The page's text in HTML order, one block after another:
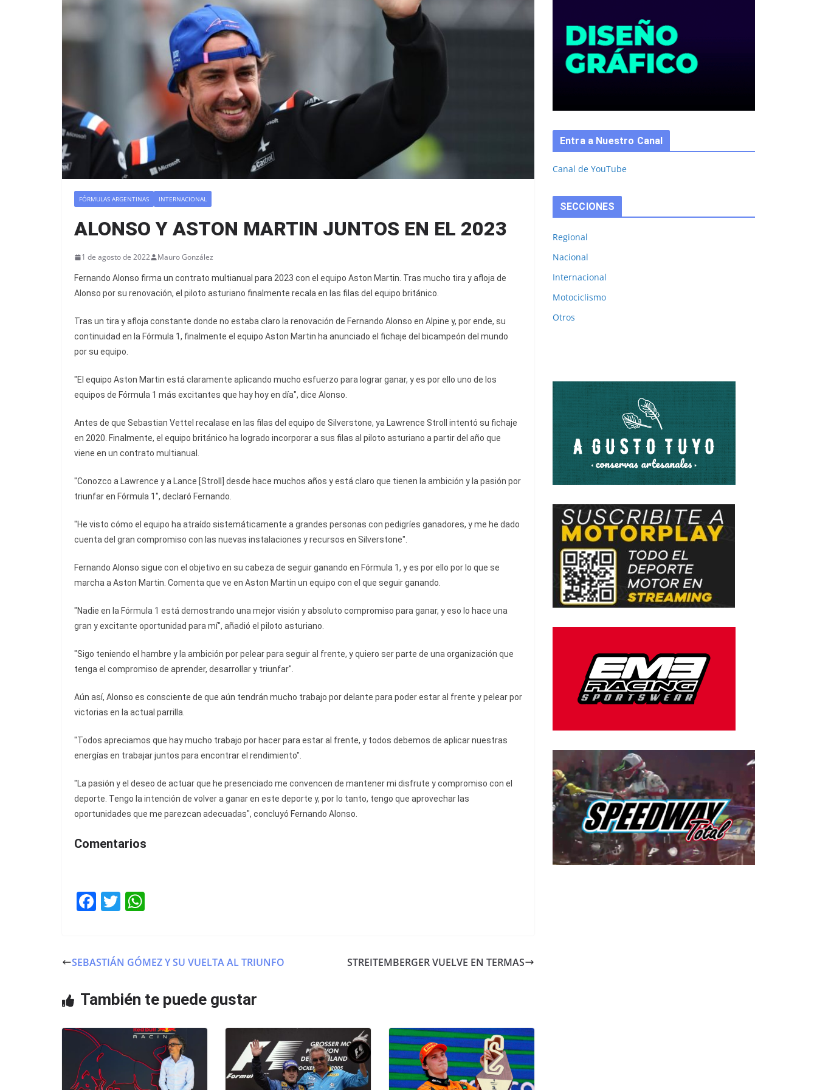
FÓRMULAS ARGENTINAS INTERNACIONAL
ALONSO Y ASTON MARTIN JUNTOS EN EL 2023
1 de agosto de 2022 Mauro González
Fernando Alonso firma un contrato multianual para 2023 con el equipo Aston Martin. Tras mucho tira y afloja de
Alonso por su renovación, el piloto asturiano finalmente recala en las filas del equipo británico.
Tras un tira y afloja constante donde no estaba claro la renovación de Fernando Alonso en Alpine y, por ende, su
continuidad en la Fórmula 1, finalmente el equipo Aston Martin ha anunciado el fichaje del bicampeón del mundo
por su equipo.
"El equipo Aston Martin está claramente aplicando mucho esfuerzo para lograr ganar, y es por ello uno de los
equipos de Fórmula 1 más excitantes que hay hoy en día", dice Alonso.
Antes de que Sebastian Vettel recalase en las filas del equipo de Silverstone, ya Lawrence Stroll intentó su fichaje
en 2020. Finalmente, el equipo británico ha logrado incorporar a sus filas al piloto asturiano a partir del año que
viene en un contrato multianual.
"Conozco a Lawrence y a Lance [Stroll] desde hace muchos años y está claro que tienen la ambición y la pasión por
triunfar en Fórmula 1", declaró Fernando.
"He visto cómo el equipo ha atraído sistemáticamente a grandes personas con pedigríes ganadores, y me he dado
cuenta del gran compromiso con las nuevas instalaciones y recursos en Silverstone".
Fernando Alonso sigue con el objetivo en su cabeza de seguir ganando en Fórmula 1, y es por ello por lo que se
marcha a Aston Martin. Comenta que ve en Aston Martin un equipo con el que seguir ganando.
"Nadie en la Fórmula 1 está demostrando una mejor visión y absoluto compromiso para ganar, y eso lo hace una
gran y excitante oportunidad para mí", añadió el piloto asturiano.
"Sigo teniendo el hambre y la ambición por pelear para seguir al frente, y quiero ser parte de una organización que
tenga el compromiso de aprender, desarrollar y triunfar".
Aún así, Alonso es consciente de que aún tendrán mucho trabajo por delante para poder estar al frente y pelear por
victorias en la actual parrilla.
"Todos apreciamos que hay mucho trabajo por hacer para estar al frente, y todos debemos de aplicar nuestras
energías en trabajar juntos para encontrar el rendimiento".
"La pasión y el deseo de actuar que he presenciado me convencen de mantener mi disfrute y compromiso con el
deporte. Tengo la intención de volver a ganar en este deporte y, por lo tanto, tengo que aprovechar las
oportunidades que me parezcan adecuadas", concluyó Fernando Alonso.
Comentarios
F
e
o
k
T
er s
p
SEBASTIÁN GÓMEZ Y SU VUELTA AL TRIUNFO STREITEMBERGER VUELVE EN TERMAS
También te puede gustar
Entra a Nuestro Canal
Canal de YouTube
SECCIONES
Regional
Nacional
Internacional
Motociclismo
Otros